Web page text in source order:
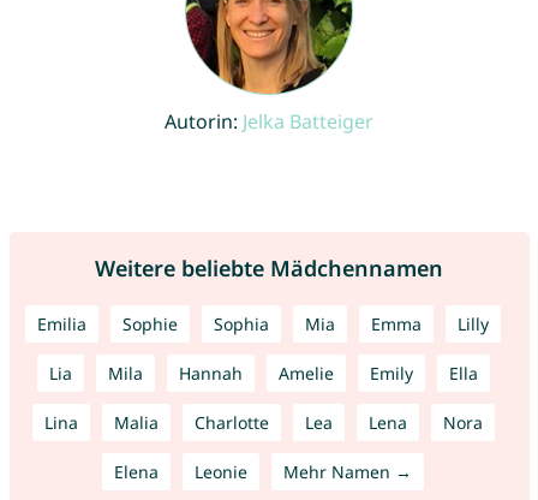
Autorin: Jelka Batteiger
Weitere beliebte Mädchennamen
Emilia Sophie Sophia Mia Emma Lilly
Lia Mila Hannah Amelie Emily Ella
Lina Malia Charlotte Lea Lena Nora
Elena Leonie Mehr Namen →